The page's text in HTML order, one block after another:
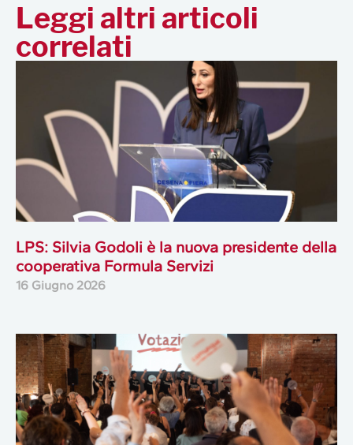
Leggi altri articoli
correlati
LPS: Silvia Godoli è la nuova presidente della
cooperativa Formula Servizi
16 Giugno 2026